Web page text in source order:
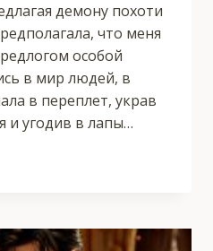
демону похоти
что меня
особой
в мир людей, в
в переплет, украв
и угодив в лапы…